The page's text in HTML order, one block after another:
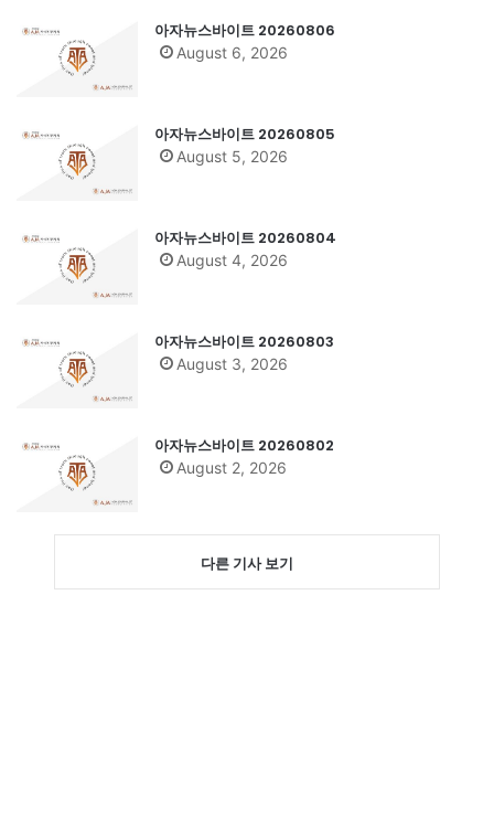
아자뉴스바이트 20260806
August 6, 2026
아자뉴스바이트 20260805
August 5, 2026
아자뉴스바이트 20260804
August 4, 2026
아자뉴스바이트 20260803
August 3, 2026
아자뉴스바이트 20260802
August 2, 2026
다른 기사 보기